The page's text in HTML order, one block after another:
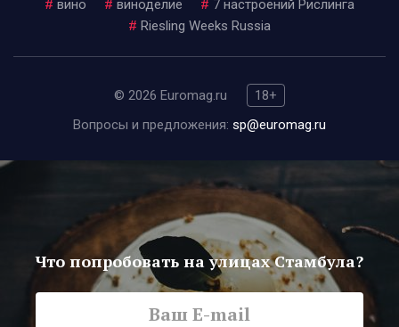
# вино # виноделие # 7 настроений Рислинга
# Riesling Weeks Russia
© 2026 Euromag.ru
18+
Вопросы и предложения: sp@euromag.ru
Что попробовать на улицах Стамбула?